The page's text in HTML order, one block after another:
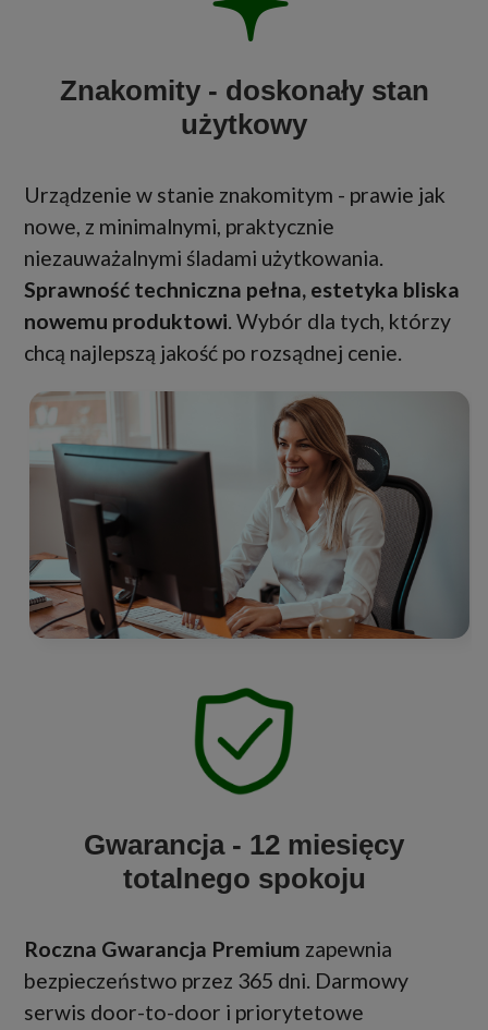
Znakomity - doskonały stan
użytkowy
Urządzenie w stanie znakomitym - prawie jak
nowe, z minimalnymi, praktycznie
niezauważalnymi śladami użytkowania.
Sprawność techniczna pełna, estetyka bliska
nowemu produktowi. Wybór dla tych, którzy
chcą najlepszą jakość po rozsądnej cenie.
Gwarancja - 12 miesięcy
totalnego spokoju
Roczna Gwarancja Premium zapewnia
bezpieczeństwo przez 365 dni. Darmowy
serwis door-to-door i priorytetowe